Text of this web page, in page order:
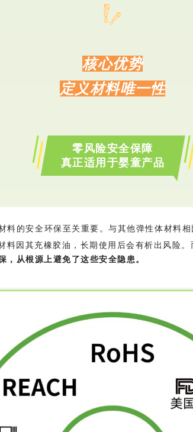
核心优势
定义材料唯一性
零风险安全保障
真正适用于婴童产品
料的安全环保至关重要。与其他弹性体材料
料因其充橡胶油 ，长期使用后会有析出风险。
，从根源上避免了这些安全隐患。